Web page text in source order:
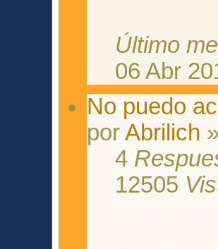
Último
06 Abr
No puedo
porAbrilich
4
12505